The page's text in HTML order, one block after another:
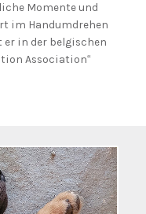
Momente und
im Handumdrehen
er in der belgischen
Association“